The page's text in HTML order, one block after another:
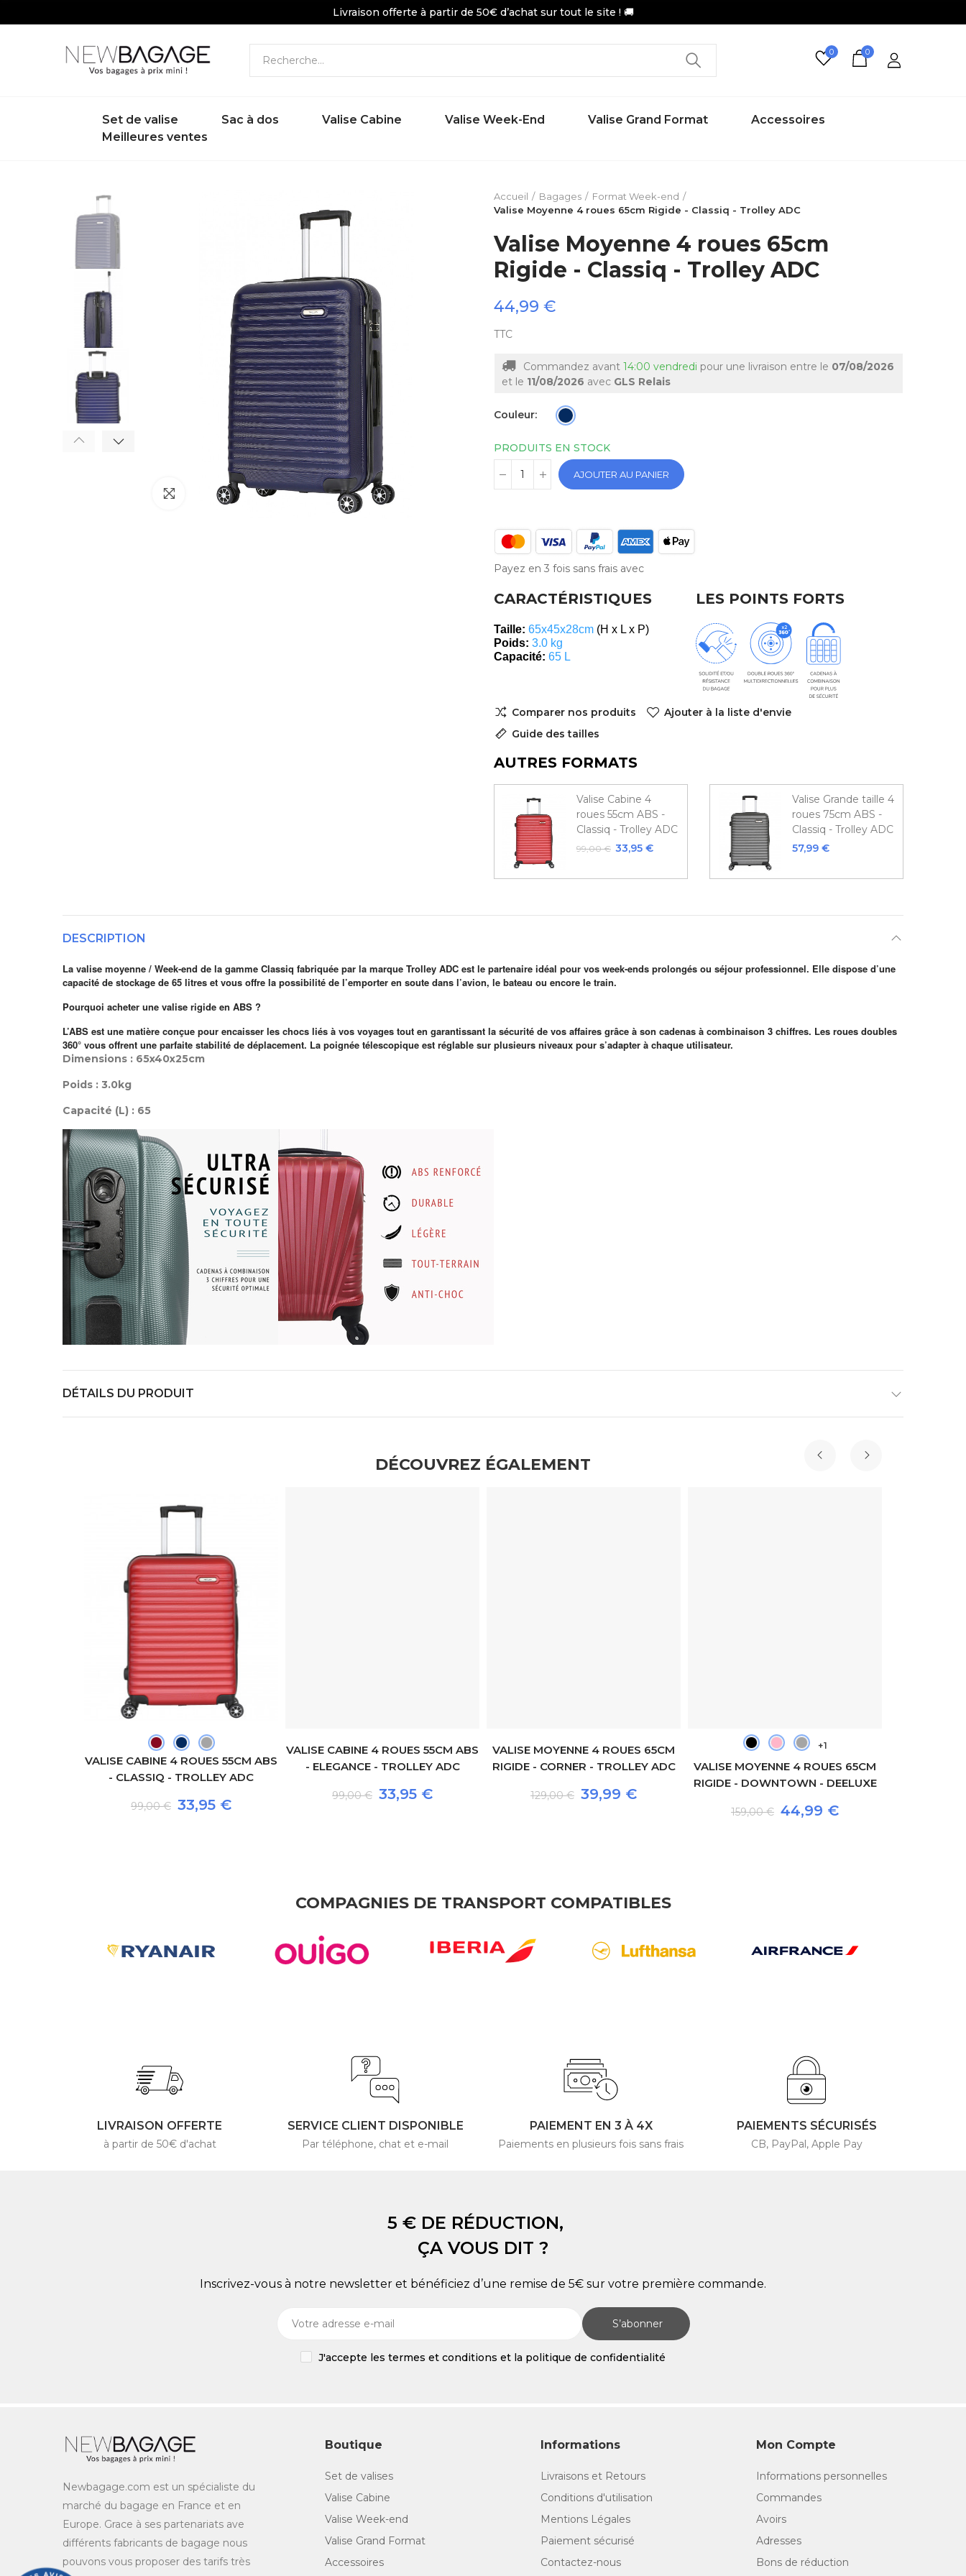
Livraison offerte à partir de 50€ d’achat sur tout le site ! 🚚
0 0
Set de valise Sac à dos Valise Cabine Valise Week-End Valise Grand Format
Accessoires
Meilleures ventes
Click to enlarge
Accueil Bagages
Format Week-end
Valise Moyenne 4 roues 65cm Rigide - Classiq - Trolley ADC
Valise Moyenne 4 roues 65cm
Rigide - Classiq - Trolley ADC
44,99 €
TTC
Commandez avant 14:00 vendredi pour une livraison entre le 07/08/2026
et le 11/08/2026 avec GLS Relais
Couleur
PRODUITS EN STOCK
AJOUTER AU PANIER
Payez en 3 fois sans frais avec
CARACTÉRISTIQUES
Taille: 65x45x28cm (H x L x P)
Poids: 3.0 kg
Capacité: 65 L
LES POINTS FORTS
Comparer nos produits
Ajouter à la liste d'envie
Guide des tailles
AUTRES FORMATS
Valise Cabine 4
roues 55cm ABS -
Classiq - Trolley ADC
99,00 € 33,95 €
Valise Grande taille 4
roues 75cm ABS -
Classiq - Trolley ADC
57,99 €
DESCRIPTION
La valise moyenne / Week-end de la gamme Classiq fabriquée par la marque Trolley ADC est le partenaire idéal pour vos week-ends prolongés ou séjour professionnel. Elle dispose d’une
capacité de stockage de 65 litres et vous offre la possibilité de l’emporter en soute dans l’avion, le bateau ou encore le train.
Pourquoi acheter une valise rigide en ABS ?
L’ABS est une matière conçue pour encaisser les chocs liés à vos voyages tout en garantissant la sécurité de vos affaires grâce à son cadenas à combinaison 3 chiffres. Les roues doubles
360° vous offrent une parfaite stabilité de déplacement. La poignée télescopique est réglable sur plusieurs niveaux pour s’adapter à chaque utilisateur.
Dimensions : 65x40x25cm
Poids : 3.0kg
Capacité (L) : 65
DÉTAILS DU PRODUIT
DÉCOUVREZ ÉGALEMENT
VALISE CABINE 4 ROUES 55CM ABS
- CLASSIQ - TROLLEY ADC
99,00 € 33,95 €
VALISE CABINE 4 ROUES 55CM ABS
- ELEGANCE - TROLLEY ADC
99,00 € 33,95 €
VALISE MOYENNE 4 ROUES 65CM
RIGIDE - CORNER - TROLLEY ADC
129,00 € 39,99 €
+1
VALISE MOYENNE 4 ROUES 65CM
RIGIDE - DOWNTOWN - DEELUXE
159,00 € 44,99 €
COMPAGNIES DE TRANSPORT COMPATIBLES
LIVRAISON OFFERTE
à partir de 50€ d'achat
SERVICE CLIENT DISPONIBLE
Par téléphone, chat et e-mail
PAIEMENT EN 3 À 4X
Paiements en plusieurs fois sans frais
PAIEMENTS SÉCURISÉS
CB, PayPal, Apple Pay
5 € DE RÉDUCTION,
ÇA VOUS DIT ?
Inscrivez-vous à notre newsletter et bénéficiez d’une remise de 5€ sur votre première commande.
S’abonner
J'accepte les termes et conditions et la politique de confidentialité
Newbagage.com est un spécialiste du
marché du bagage en France et en
Europe. Grace à ses partenariats ave
différents fabricants de bagage nous
pouvons vous proposer des tarifs très
Boutique
Set de valises
Valise Cabine
Valise Week-end
Valise Grand Format
Accessoires
Informations
Livraisons et Retours
Conditions d'utilisation
Mentions Légales
Paiement sécurisé
Contactez-nous
Mon Compte
Informations personnelles
Commandes
Avoirs
Adresses
Bons de réduction